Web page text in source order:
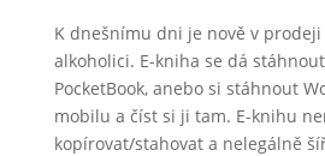
K dnešnímu dni je nově v
alkoholici. E-kniha se dá
PocketBook, anebo si stáhnout
mobilu a číst si ji tam. E-knihu
kopírovat/stahovat a nelegálně